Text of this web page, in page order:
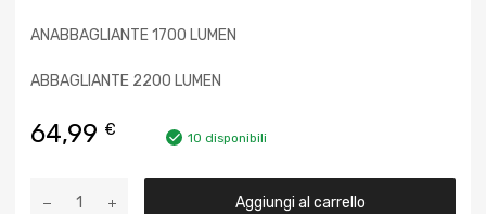
ANABBAGLIANTE 1700 LUMEN
ABBAGLIANTE 2200 LUMEN
64,99 € 10 disponibili
Aggiungi al carrello